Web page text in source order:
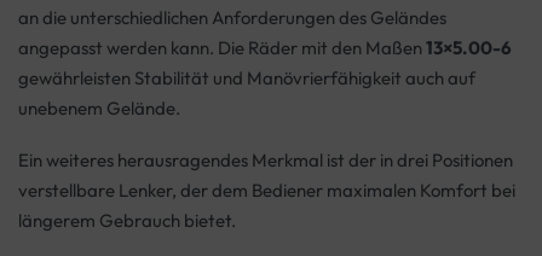
an die unterschiedlichen Anforderungen des Geländes
angepasst werden kann. Die Räder mit den Maßen 13×5.00-6
gewährleisten Stabilität und Manövrierfähigkeit auch auf
unebenem Gelände.
Ein weiteres herausragendes Merkmal ist der in drei Positionen
verstellbare Lenker, der dem Bediener maximalen Komfort bei
längerem Gebrauch bietet.